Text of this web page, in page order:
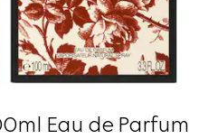
Eau de Parfum